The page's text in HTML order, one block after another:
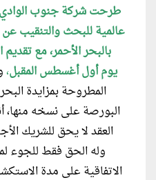
طرحت شركة جنوب الوادي
بالبحر الأحمر، مع
يوم أول أغسطس المقبل،
المطروحة بمزايدة
البورصة على نسخه منها،
العقد لا يحق للشريك
وله الحق فقط للجوء